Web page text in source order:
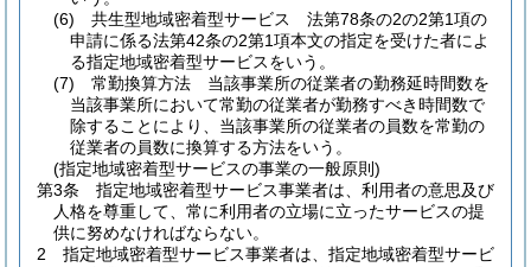
(6)
共生型地域密着型サービス 法第78条の2の2第1項の
申請に係る法第42条の2第1項本文の指定を受けた者によ
る指定地域密着型サービスをいう。
(7)
常勤換算方法 当該事業所の従業者の勤務延時間数を
当該事業所において常勤の従業者が勤務すべき時間数で
除することにより、当該事業所の従業者の員数を常勤の
従業者の員数に換算する方法をいう。
(指定地域密着型サービスの事業の一般原則)
第3条
指定地域密着型サービス事業者は、利用者の意思及び
人格を尊重して、常に利用者の立場に立ったサービスの提
供に努めなければならない。
2
指定地域密着型サービス事業者は、指定地域密着型サービ